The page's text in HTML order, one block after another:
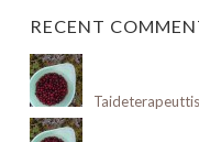
RECENT